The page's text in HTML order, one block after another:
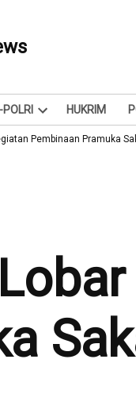
Open
dropdown
HUKRIM
Pembinaan Pramuka